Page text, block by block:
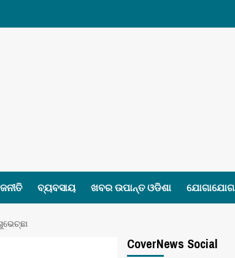
ବ୍ୟବସାୟ ଖବର ଉପାନ୍ତ ଓଡିଶା ଯୋଗାଯୋଗ
CoverNews Social